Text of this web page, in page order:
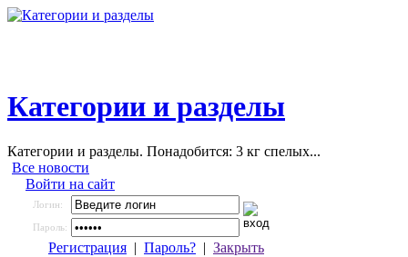
Категории и разделы
Категории и разделы. Понадобится: 3 кг спелых...
Все новости
Войти на сайт
Логин:
Пароль:
Регистрация | Пароль? | Закрыть